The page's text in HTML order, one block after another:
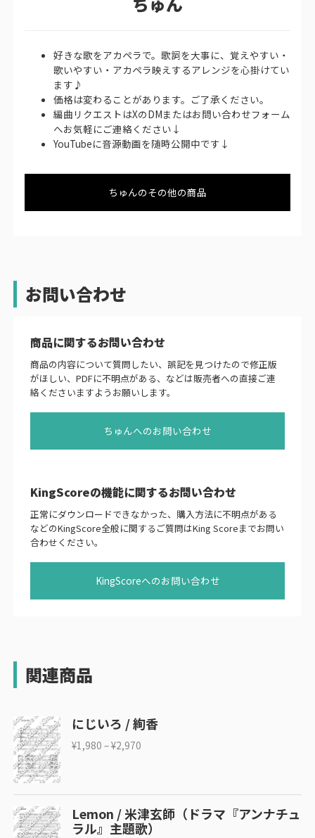
好きな歌をアカペラで。歌詞を大事に、覚えやすい・
歌いやすい・アカペラ映えするアレンジを心掛けてい
ます♪
価格は変わることがあります。ご了承ください。
編曲リクエストはXのDMまたはお問い合わせフォーム
へお気軽にご連絡ください↓
YouTubeに音源動画を随時公開中です↓
ちゅんのその他の商品
お問い合わせ
商品に関するお問い合わせ
商品の内容について質問したい、誤記を見つけたので修正版
がほしい、PDFに不明点がある、などは販売者への直接ご連
絡くださいますようお願いします。
ちゅんへのお問い合わせ
KingScoreの機能に関するお問い合わせ
正常にダウンロードできなかった、購入方法に不明点がある
などのKingScore全般に関するご質問はKing Scoreまでお問い
合わせください。
KingScoreへのお問い合わせ
関連商品
にじいろ / 絢香
¥1,980 –¥2,970
Lemon / 米津玄師（ドラマ『アンナチュ
ラル』主題歌）